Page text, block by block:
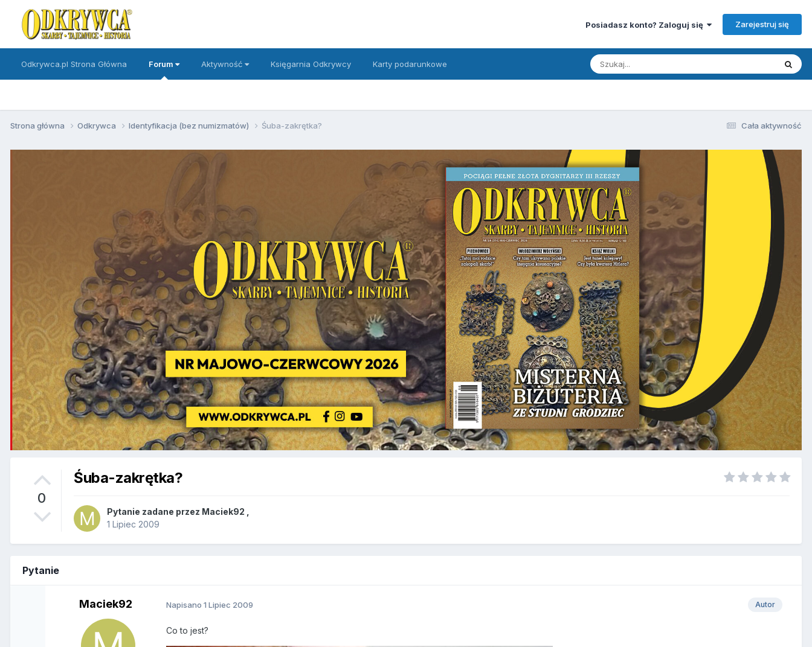
Posiadasz konto? Zaloguj się Zarejestruj się
Odkrywca.pl Strona Główna Forum Aktywność Księgarnia Odkrywcy Karty podarunkowe
Cała aktywność
Strona główna Odkrywca Identyfikacja (bez numizmatów) Śuba-zakrętka?
0
Śuba-zakrętka?
Pytanie zadane przez Maciek92
1 Lipiec 2009
Pytanie
Maciek92 Autor
Napisano1 Lipiec 2009
Co to jest?